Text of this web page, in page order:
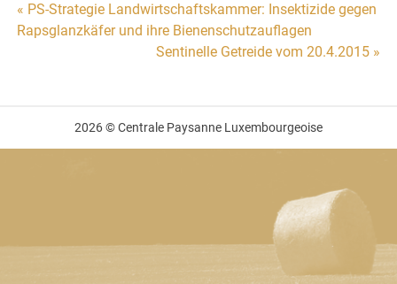
Beitragsnavigation
« PS-Strategie Landwirtschaftskammer: Insektizide gegen
Rapsglanzkäfer und ihre Bienenschutzauflagen
Sentinelle Getreide vom 20.4.2015 »
2026 © Centrale Paysanne Luxembourgeoise